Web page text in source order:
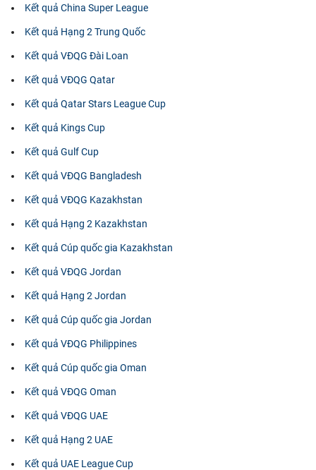
Kết quả China Super League
Kết quả Hạng 2 Trung Quốc
Kết quả VĐQG Đài Loan
Kết quả VĐQG Qatar
Kết quả Qatar Stars League Cup
Kết quả Kings Cup
Kết quả Gulf Cup
Kết quả VĐQG Bangladesh
Kết quả VĐQG Kazakhstan
Kết quả Hạng 2 Kazakhstan
Kết quả Cúp quốc gia Kazakhstan
Kết quả VĐQG Jordan
Kết quả Hạng 2 Jordan
Kết quả Cúp quốc gia Jordan
Kết quả VĐQG Philippines
Kết quả Cúp quốc gia Oman
Kết quả VĐQG Oman
Kết quả VĐQG UAE
Kết quả Hạng 2 UAE
Kết quả UAE League Cup